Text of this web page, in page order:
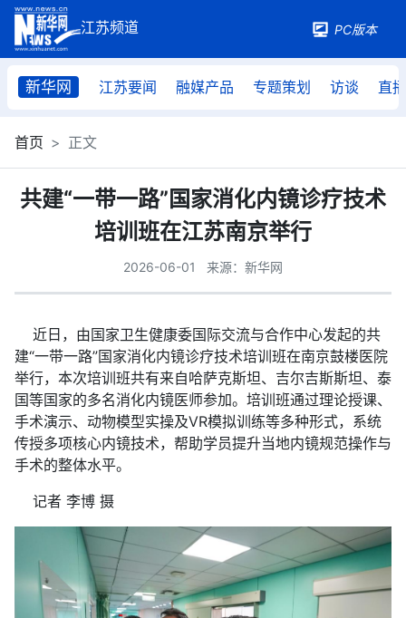
PC版本
新华网 江苏要闻 融媒产品 专题策划 访谈 直播
首页 正文
共建“一带一路”国家消化内镜诊疗技术
培训班在江苏南京举行
2026-06-01 来源：新华网
近日，由国家卫生健康委国际交流与合作中心发起的共
建“一带一路”国家消化内镜诊疗技术培训班在南京鼓楼医院
举行，本次培训班共有来自哈萨克斯坦、吉尔吉斯斯坦、泰
国等国家的多名消化内镜医师参加。培训班通过理论授课、
手术演示、动物模型实操及VR模拟训练等多种形式，系统
传授多项核心内镜技术，帮助学员提升当地内镜规范操作与
手术的整体水平。
记者 李博 摄